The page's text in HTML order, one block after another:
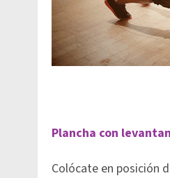
Plancha con
Colócate en posición